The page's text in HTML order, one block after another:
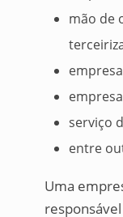
mão de
serviço
entre
Uma